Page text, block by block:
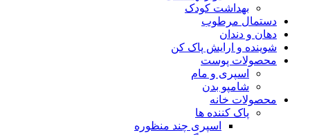
بهداشت کودک
دستمال مرطوب
دهان و دندان
شوینده و ارایش پاک کن
محصولات پوست
اسپری و مام
شامپو بدن
محصولات خانه
پاک کننده ها
اسپری چند منظوره